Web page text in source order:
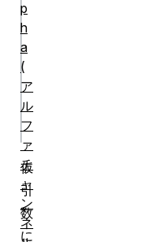
// 出力 = foo
}
const argument
仮
引
数
に
p
h
a
(
ア
ル
フ
ァ
チ
ャ
ン
ネ